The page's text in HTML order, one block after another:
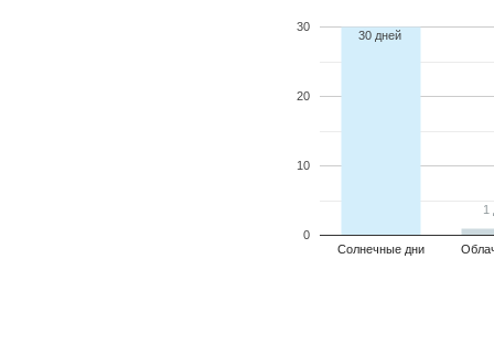
Солнечные дни
0
10
20
30
30 дней
1
1